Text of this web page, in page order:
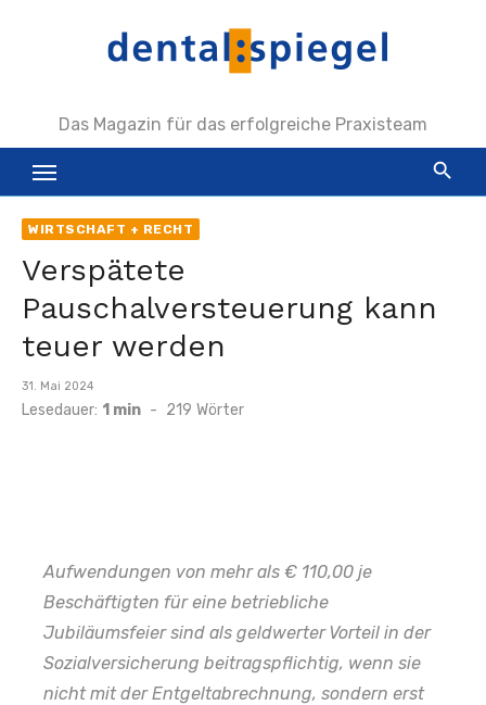
Das Magazin für das erfolgreiche Praxisteam
WIRTSCHAFT + RECHT
Verspätete
Pauschalversteuerung kann
teuer werden
Veröffentlicht
am
31. Mai 2024
Lesedauer: 1 min - 219 Wörter
Aufwendungen von mehr als € 110,00 je
Beschäftigten für eine betriebliche
Jubiläumsfeier sind als geldwerter Vorteil in der
Sozialversicherung beitragspflichtig, wenn sie
nicht mit der Entgeltabrechnung, sondern erst